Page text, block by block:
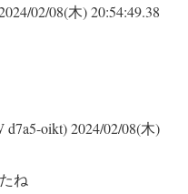
02/08(木) 20:54:49.38
d7a5-oikt)2024/02/08(木)
ね